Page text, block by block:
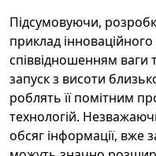
Підсумовуючи,
приклад інноваційного
співвідношенням ваги
запуск з висоти
роблять її помітним
технологій.
обсяг інформації, вже